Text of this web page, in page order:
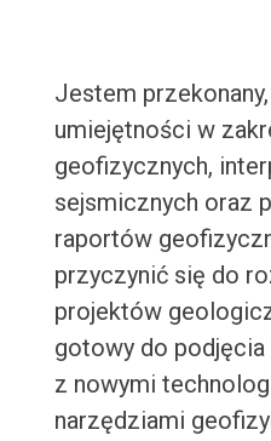
Jestem
umiejętności w
geofizycznych,
sejsmicznych oraz
raportów
przyczynić się do
projektów
gotowy do
z nowymi
narzędziami